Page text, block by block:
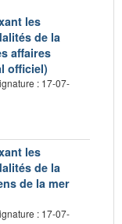
les
de la
affaires
officiel)
: 17-07-
les
de la
de la mer
: 17-07-